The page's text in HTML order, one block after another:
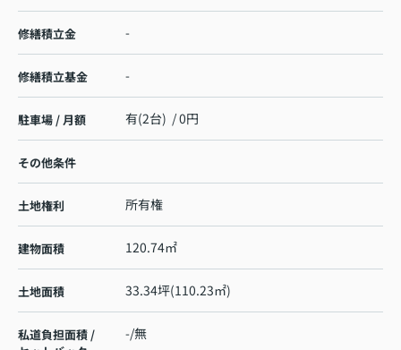
修繕積立金 -
修繕積立基金 -
駐車場 / 月額 有(2台) / 0円
その他条件
土地権利 所有権
建物面積 120.74㎡
土地面積 33.34坪(110.23㎡)
私道負担面積 /
-/無